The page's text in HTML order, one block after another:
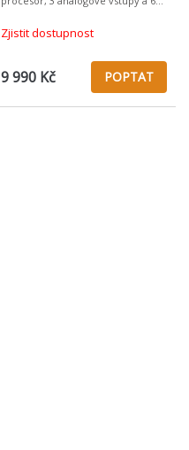
limitery, ovládání PC, XLR ULTRA-
DRIVE PRO DCX2
Zjistit dostupnost
9 990 Kč POPTAT